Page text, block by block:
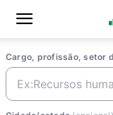
Cargo, profissão, setor